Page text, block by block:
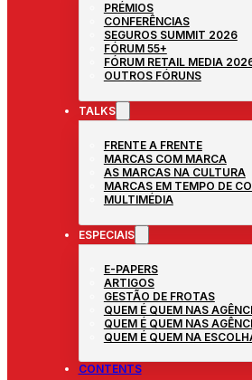
PRÉMIOS
CONFERÊNCIAS
SEGUROS SUMMIT 2026
FÓRUM 55+
FÓRUM RETAIL MEDIA
OUTROS FÓRUNS
TALKS
FRENTE A FRENTE
MARCAS COM MARCA
AS MARCAS NA CULTURA
MARCAS EM TEMPO DE
MULTIMÉDIA
ESPECIAIS
E-PAPERS
ARTIGOS
GESTÃO DE FROTAS
QUEM É QUEM NAS
QUEM É QUEM NAS
QUEM É QUEM NA
CONTENTS